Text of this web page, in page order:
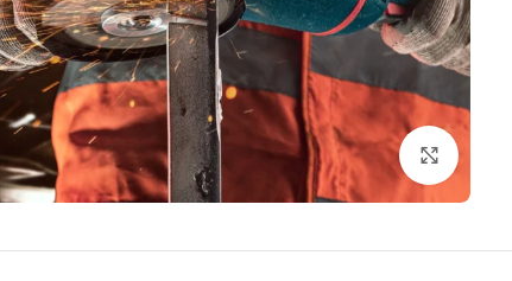
بزرگنمایی تصویر